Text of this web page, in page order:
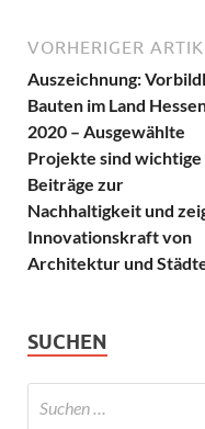
VORHERIGER
Auszeichnung:
Bauten im Land
2020 – Ausgewählte
Projekte sind wichtige
Beiträge zur
Nachhaltigkeit und
Innovationskraft von
Architektur und
SUCHEN